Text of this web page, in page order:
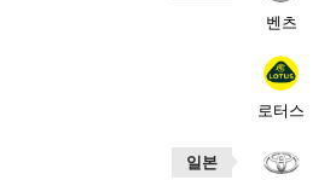
벤츠
로터스
일본